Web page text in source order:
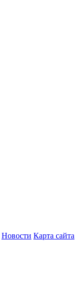
Новости Карта сайта